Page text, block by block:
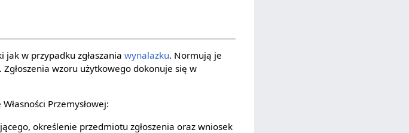
jak w przypadku zgłaszaniawynalazku. Normują je
Zgłoszenia wzoru użytkowego dokonuje się w
Przemysłowej:
określenie przedmiotu zgłoszenia oraz wniosek